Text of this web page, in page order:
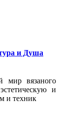
и Душа
мир вязаного
и
и техник